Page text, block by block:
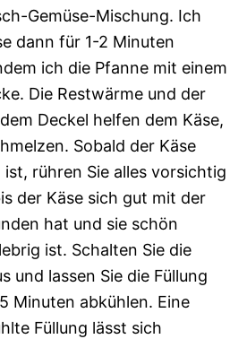
Gemüse-Mischung. Ich
dann für 1-2 Minuten
ich die Pfanne mit einem
Die Restwärme und der
Deckel helfen dem Käse,
Sobald der Käse
rühren Sie alles vorsichtig
der Käse sich gut mit der
hat und sie schön
ist. Schalten Sie die
und lassen Sie die Füllung
Minuten abkühlen. Eine
Füllung lässt sich